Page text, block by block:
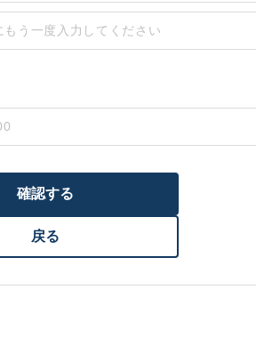
戻る
確認する